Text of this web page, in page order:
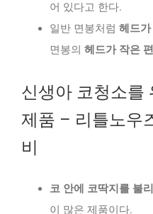
어 있다고 한다.
일반 면봉처럼 헤드
면봉의 헤드가 작은 편
신생아 코청소를
제품 – 리틀노우
비
코 안에 코딱지를 불
이 많은 제품이다.